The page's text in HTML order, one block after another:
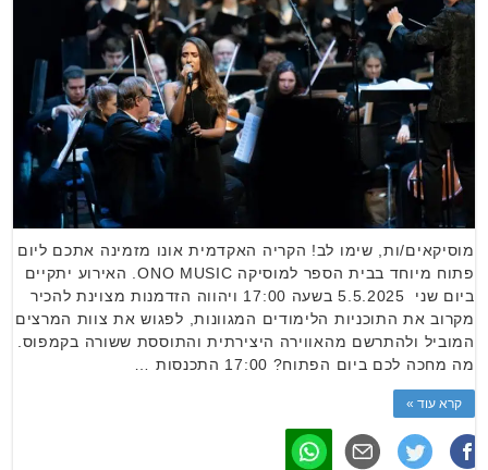
מוסיקאים/ות, שימו לב! הקריה האקדמית אונו מזמינה אתכם ליום
פתוח מיוחד בבית הספר למוסיקה ONO MUSIC. האירוע יתקיים
ביום שני 5.5.2025 בשעה 17:00 ויהווה הזדמנות מצוינת להכיר
מקרוב את התוכניות הלימודים המגוונות, לפגוש את צוות המרצים
המוביל ולהתרשם מהאווירה היצירתית והתוססת ששורה בקמפוס.
מה מחכה לכם ביום הפתוח? 17:00 התכנסות …
קרא עוד »